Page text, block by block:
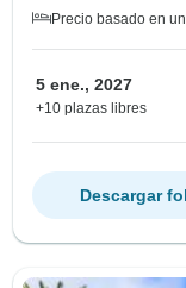
Precio basado en
5 ene., 2027
+10 plazas libres
Descargar